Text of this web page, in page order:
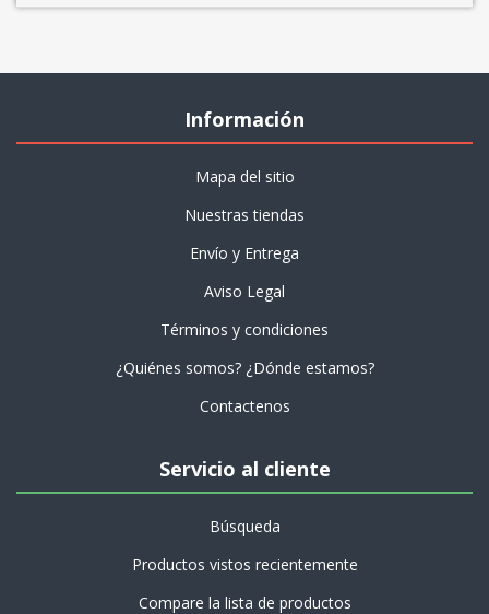
Información
Mapa del sitio
Nuestras tiendas
Envío y Entrega
Aviso Legal
Términos y condiciones
¿Quiénes somos? ¿Dónde estamos?
Contactenos
Servicio al cliente
Búsqueda
Productos vistos recientemente
Compare la lista de productos